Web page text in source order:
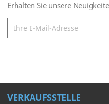
Erhalten Sie unsere
VERKAUFSSTELLE